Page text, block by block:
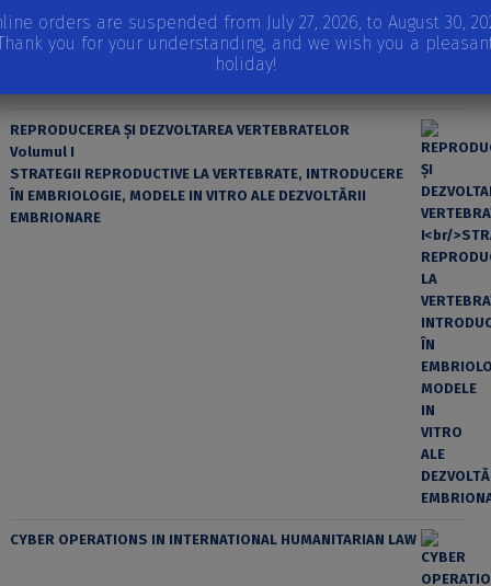
REPRODUCEREA ȘI DEZVOLTAREA VERTEBRATELOR
Volumul I
STRATEGII REPRODUCTIVE LA VERTEBRATE, INTRODUCERE
ÎN EMBRIOLOGIE, MODELE IN VITRO ALE DEZVOLTĂRII
EMBRIONARE
CYBER OPERATIONS IN INTERNATIONAL HUMANITARIAN LAW
orders are suspended from July 27, 2026, to August 30,
you for your understanding, and we wish you a
holiday!